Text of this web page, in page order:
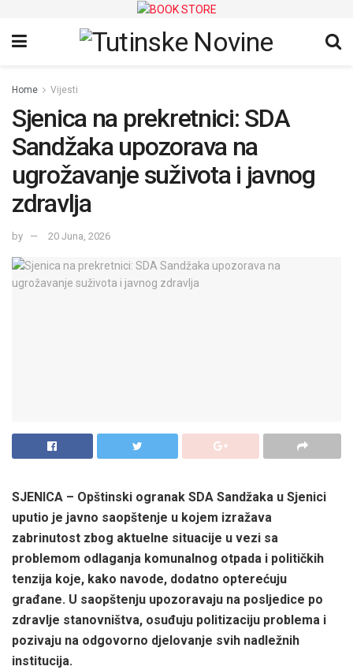
Home Vijesti
Sjenica na prekretnici: SDA
Sandžaka upozorava na
ugrožavanje suživota i javnog
zdravlja
by 20 Juna, 2026
SJENICA – Opštinski ogranak SDA Sandžaka u Sjenici
uputio je javno saopštenje u kojem izražava
zabrinutost zbog aktuelne situacije u vezi sa
problemom odlaganja komunalnog otpada i političkih
tenzija koje, kako navode, dodatno opterećuju
građane. U saopštenju upozoravaju na posljedice po
zdravlje stanovništva, osuđuju politizaciju problema i
pozivaju na odgovorno djelovanje svih nadležnih
institucija.